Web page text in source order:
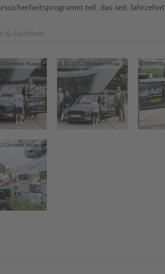
teil, das seit
& Grafiken
Christian Husar © ÖAMTC/Christian Husar ©
Christian Husar